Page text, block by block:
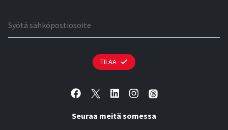
TILAA
Seuraa meitä somessa